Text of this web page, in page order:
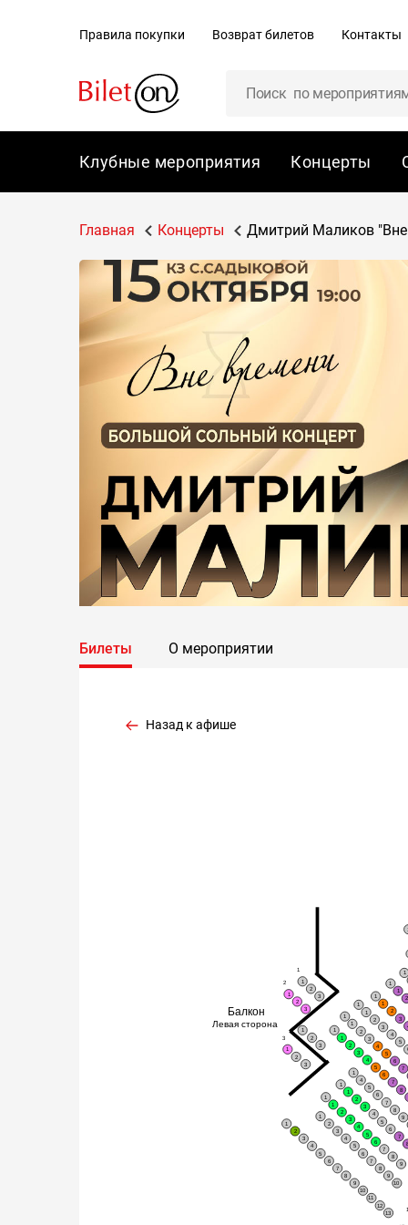
Правила покупки Возврат билетов Контакты
Клубные мероприятия Концерты
Главная Концерты Дмитрий Маликов
Билеты О мероприятии
Назад к афише
1
2
3
Балкон
Левая сторона
1
2
1
2
3
1
2
3
4
5
1
2
3
4
5
6
7
1
2
3
4
5
6
7
8
1
2
3
4
5
6
7
8
9
1
2
3
4
5
6
7
8
1
2
3
4
5
6
7
8
9
1
2
3
4
5
6
7
8
9
10
1
2
3
4
5
6
7
8
9
10
11
12
13
1
2
3
1
2
3
1
2
3
1
1
1
1
1
1
1
1
1
1